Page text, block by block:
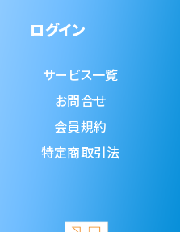
ログイン
サービス一覧
お問合せ
会員規約
特定商取引法